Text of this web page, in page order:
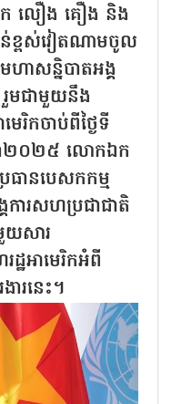
ក លឿង គឿង និង
ខ្ពស់វៀតណាមចូល
ហាសន្និបាតអង្គ
មជាមួយនឹង
េរិកចាប់ពីថ្ងៃទី
ាំ២០២៥ លោកឯក
ធានបេសកកម្ម
ការសហប្រជាជាតិ
យសារ
ឋអាមេរិកអំពី
ារនេះ។